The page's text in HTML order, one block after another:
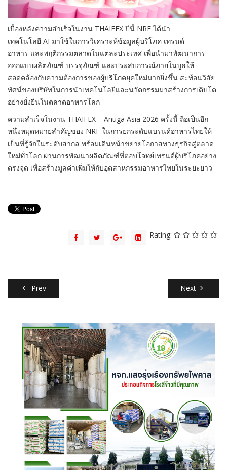
เบื้องหลังความสำเร็จในงาน THAIFEX ปีนี้ NRF ได้นำ
เทคโนโลยี AI มาใช้ในการวิเคราะห์ข้อมูลผู้บริโภค เทรนด์
อาหาร และพฤติกรรมตลาดในแต่ละประเทศ เพื่อนำมาพัฒนาการ
ออกแบบผลิตภัณฑ์ บรรจุภัณฑ์ และประสบการณ์ภายในบูธให้
สอดคล้องกับความต้องการของผู้บริโภคยุคใหม่มากยิ่งขึ้น สะท้อนวิสัย
ทัศน์ของบริษัทในการนำเทคโนโลยีและนวัตกรรมมาสร้างการเติบโต
อย่างยั่งยืนในตลาดอาหารโลก
ความสำเร็จในงาน THAIFEX – Anuga Asia 2026 ครั้งนี้ ถือเป็นอีก
หนึ่งหมุดหมายสำคัญของ NRF ในการยกระดับแบรนด์อาหารไทยให้
เป็นที่รู้จักในระดับสากล พร้อมเดินหน้าขยายโอกาสทางธุรกิจสู่ตลาด
ใหม่ทั่วโลก ผ่านการพัฒนาผลิตภัณฑ์ที่ตอบโจทย์เทรนด์ผู้บริโภคอย่าง
ตรงจุด เพื่อสร้างมูลค่าเพิ่มให้กับอุตสาหกรรมอาหารไทยในระยะยาว
Rating:
Prev Next